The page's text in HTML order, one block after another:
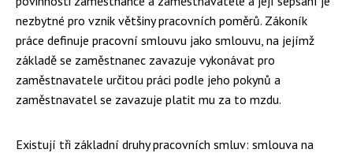
nezbytné pro vznik většiny pracovních poměrů. Zákoník
práce definuje pracovní smlouvu jako smlouvu, na jejímž
základě se zaměstnanec zavazuje vykonávat pro
zaměstnavatele určitou práci podle jeho pokynů a
zaměstnavatel se zavazuje platit mu za to mzdu.
Existují tři základní druhy pracovních smluv: smlouva na